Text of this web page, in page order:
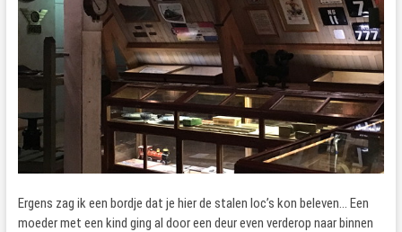
Ergens zag ik een bordje dat je hier de stalen loc’s kon beleven… Een
moeder met een kind ging al door een deur even verderop naar binnen